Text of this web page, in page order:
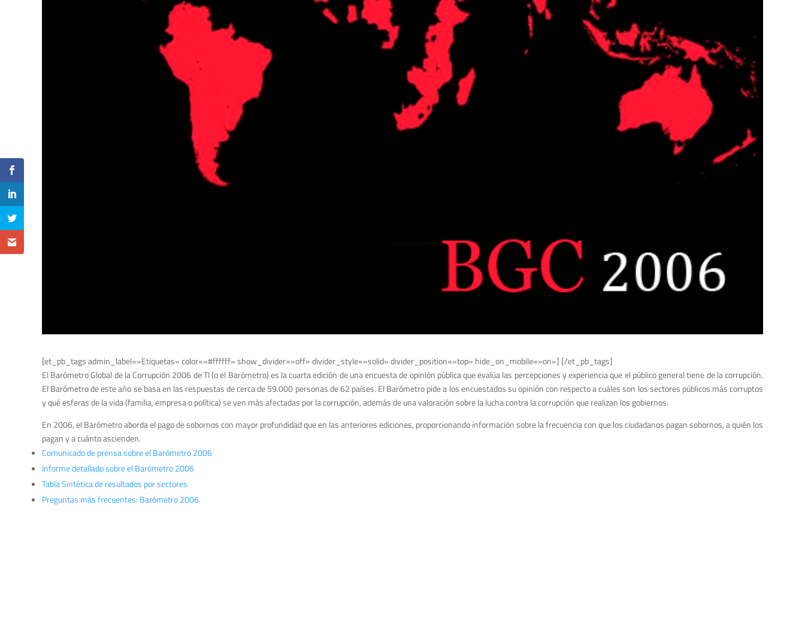
[et_pb_tags admin_label=»Etiquetas» color=»#ffffff» show_divider=»off» divider_style=»solid» divider_position=»top» hide_on_mobile=»on»] [/et_pb_tags]
El Barómetro Global de la Corrupción 2006 de TI (o el Barómetro) es la cuarta edición de una encuesta de opinión pública que evalúa las percepciones y experiencia que el público general tiene de la corrupción.
El Barómetro de este año se basa en las respuestas de cerca de 59.000 personas de 62 países. El Barómetro pide a los encuestados su opinión con respecto a cuáles son los sectores públicos más corruptos
y qué esferas de la vida (familia, empresa o política) se ven más afectadas por la corrupción, además de una valoración sobre la lucha contra la corrupción que realizan los gobiernos.
En 2006, el Barómetro aborda el pago de sobornos con mayor profundidad que en las anteriores ediciones, proporcionando información sobre la frecuencia con que los ciudadanos pagan sobornos, a quién los
pagan y a cuánto ascienden.
Comunicado de prensa sobre el Barómetro 2006
Informe detallado sobre el Barómetro 2006
Tabla Sintética de resultados por sectores
Preguntas más frecuentes: Barómetro 2006